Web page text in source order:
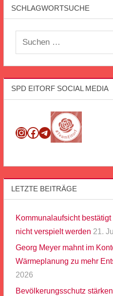
SCHLAGWORTSUCHE
Suchen
SPD EITORF SOCIAL MEDIA
Instagram
Facebook
Telegram
LETZTE BEITRÄGE
Kommunalaufsicht
nicht verspielt werden 21.
Georg Meyer mahnt im
Wärmeplanung zu mehr
2026
Bevölkerungsschutz